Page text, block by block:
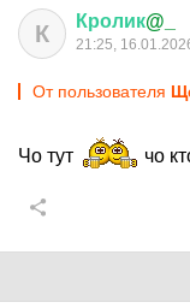
К Кролик@_
21:25,
От пользователя
Чо тут чо